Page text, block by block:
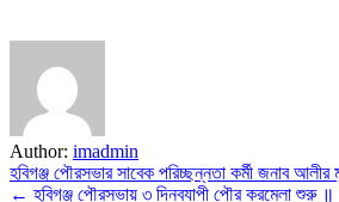
Author: imadmin
Post
হবিগঞ্জ পৌরসভার সাবেক পরিচ্ছন্নতা কর্মী জনাব
← হবিগঞ্জ পৌরসভায় ৩ দিনব্যাপী পৌর করমেলা শুরু ॥